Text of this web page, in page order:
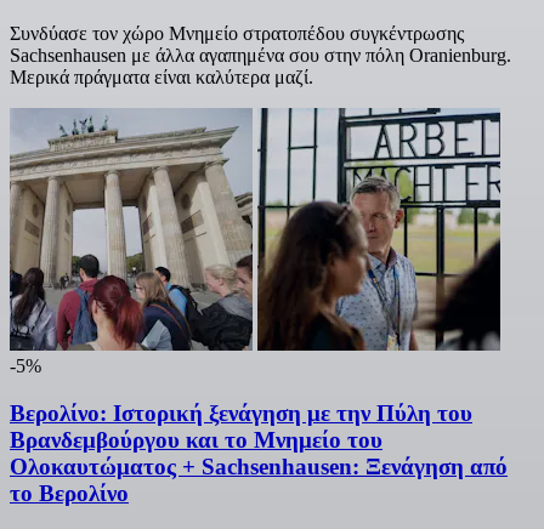
Συνδύασε τον χώρο Μνημείο στρατοπέδου συγκέντρωσης
Sachsenhausen με άλλα αγαπημένα σου στην πόλη Oranienburg.
Μερικά πράγματα είναι καλύτερα μαζί.
-5%
Βερολίνο: Ιστορική ξενάγηση με την Πύλη του
Βρανδεμβούργου και το Μνημείο του
Ολοκαυτώματος + Sachsenhausen: Ξενάγηση από
το Βερολίνο